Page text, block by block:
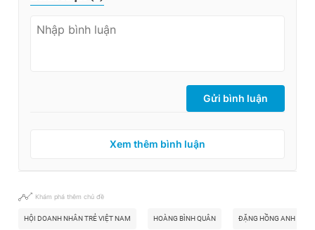
Gửi bình luận
Xem thêm bình luận
Khám phá thêm chủ đề
HỘI DOANH NHÂN TRẺ VIỆT NAM HOÀNG BÌNH QUÂN ĐẶNG HỒNG ANH